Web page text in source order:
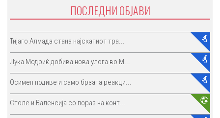
ПОСЛЕДНИ ОБЈАВИ
Тијаго Алмада стана најскапиот тра...
Лука Модриќ добива нова улога во М...
Осимен подиве и само брзата реакци...
Столе и Валенсија со пораз на конт...